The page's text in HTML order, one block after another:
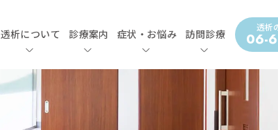
透析について 診療案内 症状・お悩み 訪問診療
透析
06-